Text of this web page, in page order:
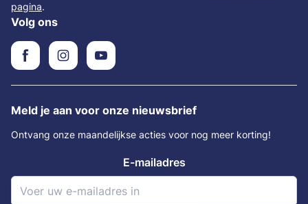
pagina.
Volg ons
Meld je aan voor onze nieuwsbrief
Ontvang onze maandelijkse acties voor nog meer korting!
E-mailadres